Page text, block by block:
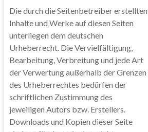
Die durch die Seitenbetreiber erstellten
Inhalte und Werke auf diesen Seiten
unterliegen dem deutschen
Urheberrecht. Die Vervielfältigung,
Bearbeitung, Verbreitung und jede Art
der Verwertung außerhalb der Grenzen
des Urheberrechtes bedürfen der
schriftlichen Zustimmung des
jeweiligen Autors bzw. Erstellers.
Downloads und Kopien dieser Seite